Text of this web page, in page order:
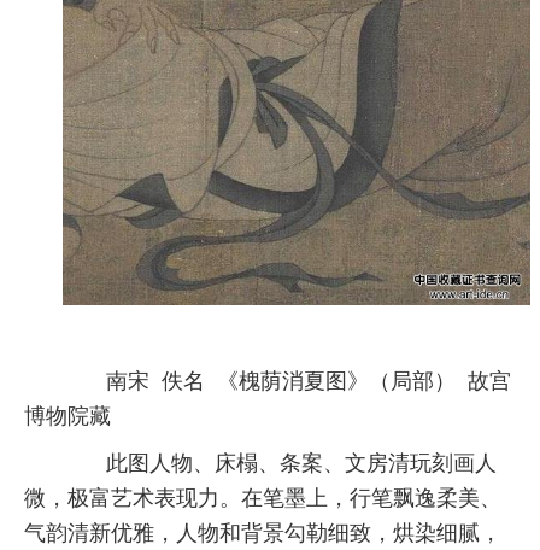
南宋 佚名 《槐荫消夏图》（局部） 故宫
博物院藏
此图人物、床榻、条案、文房清玩刻画人
微，极富艺术表现力。在笔墨上，行笔飘逸柔美、
气韵清新优雅，人物和背景勾勒细致，烘染细腻，